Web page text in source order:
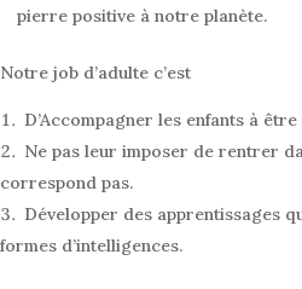
pierre positive à notre planète.
Notre job d’adulte c’est
D’Accompagner les enfants à être
Ne pas leur imposer de rentrer
correspond pas.
Développer des apprentissages
formes d’intelligences.